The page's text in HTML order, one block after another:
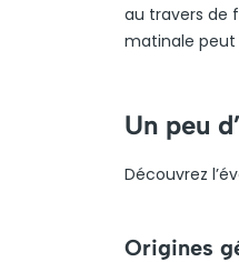
au travers de
matinale peut
Un peu
Découvrez
Origines